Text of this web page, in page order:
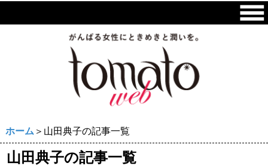
ホーム ＞山田典子の記事一覧
山田典子の記事一覧